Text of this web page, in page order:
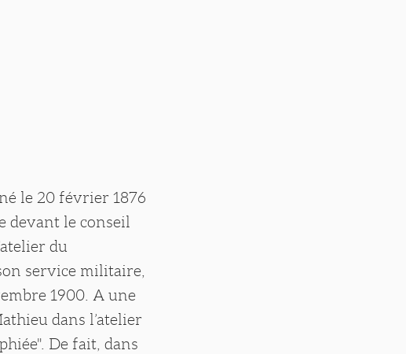
le 20 février 1876
devant le conseil
du
service militaire,
1900. A une
dans l’atelier
De fait, dans